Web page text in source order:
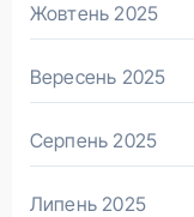
Жовтень 2025
Вересень 2025
Серпень 2025
Липень 2025